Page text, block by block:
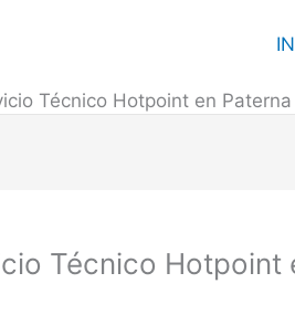
Técnico Hotpoint en Paterna
Técnico Hotpoint